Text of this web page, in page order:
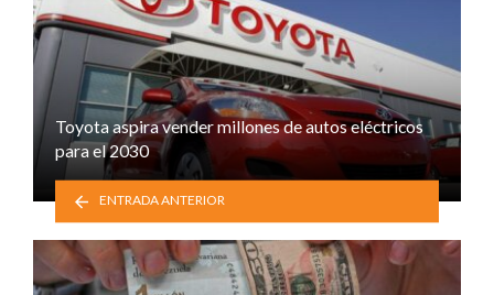
Toyota aspira vender millones de autos eléctricos
para el 2030
ENTRADA ANTERIOR